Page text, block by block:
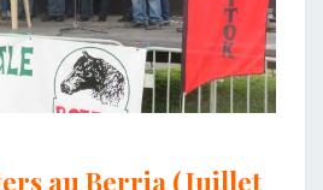
au Berria (Juillet